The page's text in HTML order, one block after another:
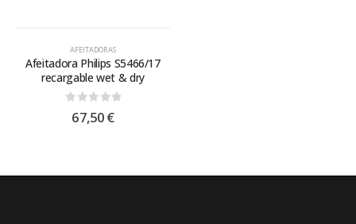
AFEITADORAS
Afeitadora Philips S5466/17
recargable wet & dry
out of 5
67,50€